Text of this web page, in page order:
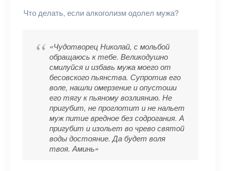
Что делать, если алкоголизм одолел мужа?
«Чудотворец Николай, с мольбой
обращаюсь к тебе. Великодушно
смилуйся и избавь мужа моего от
бесовского пьянства. Супротив его
воле, нашли омерзение и опустоши
его тягу к пьяному возлиянию. Не
пригубит, не проглотит и не нальет
муж питие вредное без содрогания. А
пригубит и изольет во чрево святой
воды достояние. Да будет воля
твоя. Аминь»